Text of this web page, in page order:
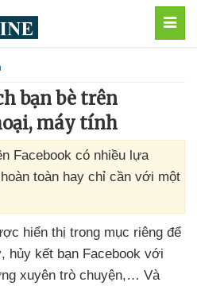
bạn bè trên
máy tính
Facebook có nhiều lựa
toàn hay chỉ cần với một
hiển thị trong mục riêng để
, hủy kết bạn Facebook với
xuyên trò chuyện,… Và